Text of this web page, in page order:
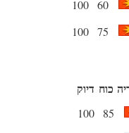
60
100
75
100
כוח דיוק
85
100